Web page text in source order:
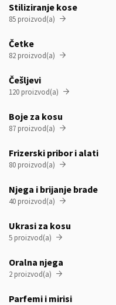
Stiliziranje kose
85 proizvod(a) 
Četke
82 proizvod(a) 
Češljevi
120 proizvod(a) 
Boje za kosu
87 proizvod(a) 
Frizerski pribor i alati
80 proizvod(a) 
Njega i brijanje brade
40 proizvod(a) 
Ukrasi za kosu
5 proizvod(a) 
Oralna njega
2 proizvod(a) 
Parfemi i mirisi